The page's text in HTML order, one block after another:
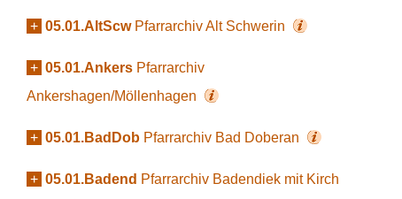
+ 05.01.AltScw Pfarrarchiv Alt Schwerin
+ 05.01.Ankers Pfarrarchiv
Ankershagen/Möllenhagen
+ 05.01.BadDob Pfarrarchiv Bad Doberan
+ 05.01.Badend Pfarrarchiv Badendiek mit Kirch